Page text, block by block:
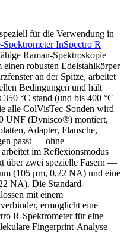
für die Verwendung in
Spektrometer InSpectro R
Raman-Spektroskopie
robusten Edelstahlkörper
an der Spitze, arbeitet
Bedingungen und hält
°C stand (und bis 400 °C
alle ColVisTec-Sonden wird
UNF (Dynisco®) montiert,
Adapter, Flansche,
passt — ohne
im Reflexionsmodus
über zwei spezielle Fasern —
(105 μm, 0,22 NA) und eine
NA). Die Standard-
mit einem
ermöglicht eine
R-Spektrometer für eine
Fingerprint-Analyse